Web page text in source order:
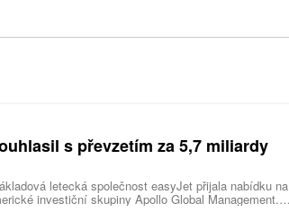
s převzetím za 5,7 miliardy
letecká společnost easyJet přijala nabídku na
investiční skupiny Apollo Global Management.
aerolinku na 5,7 miliardy liber, tedy přibližně 162